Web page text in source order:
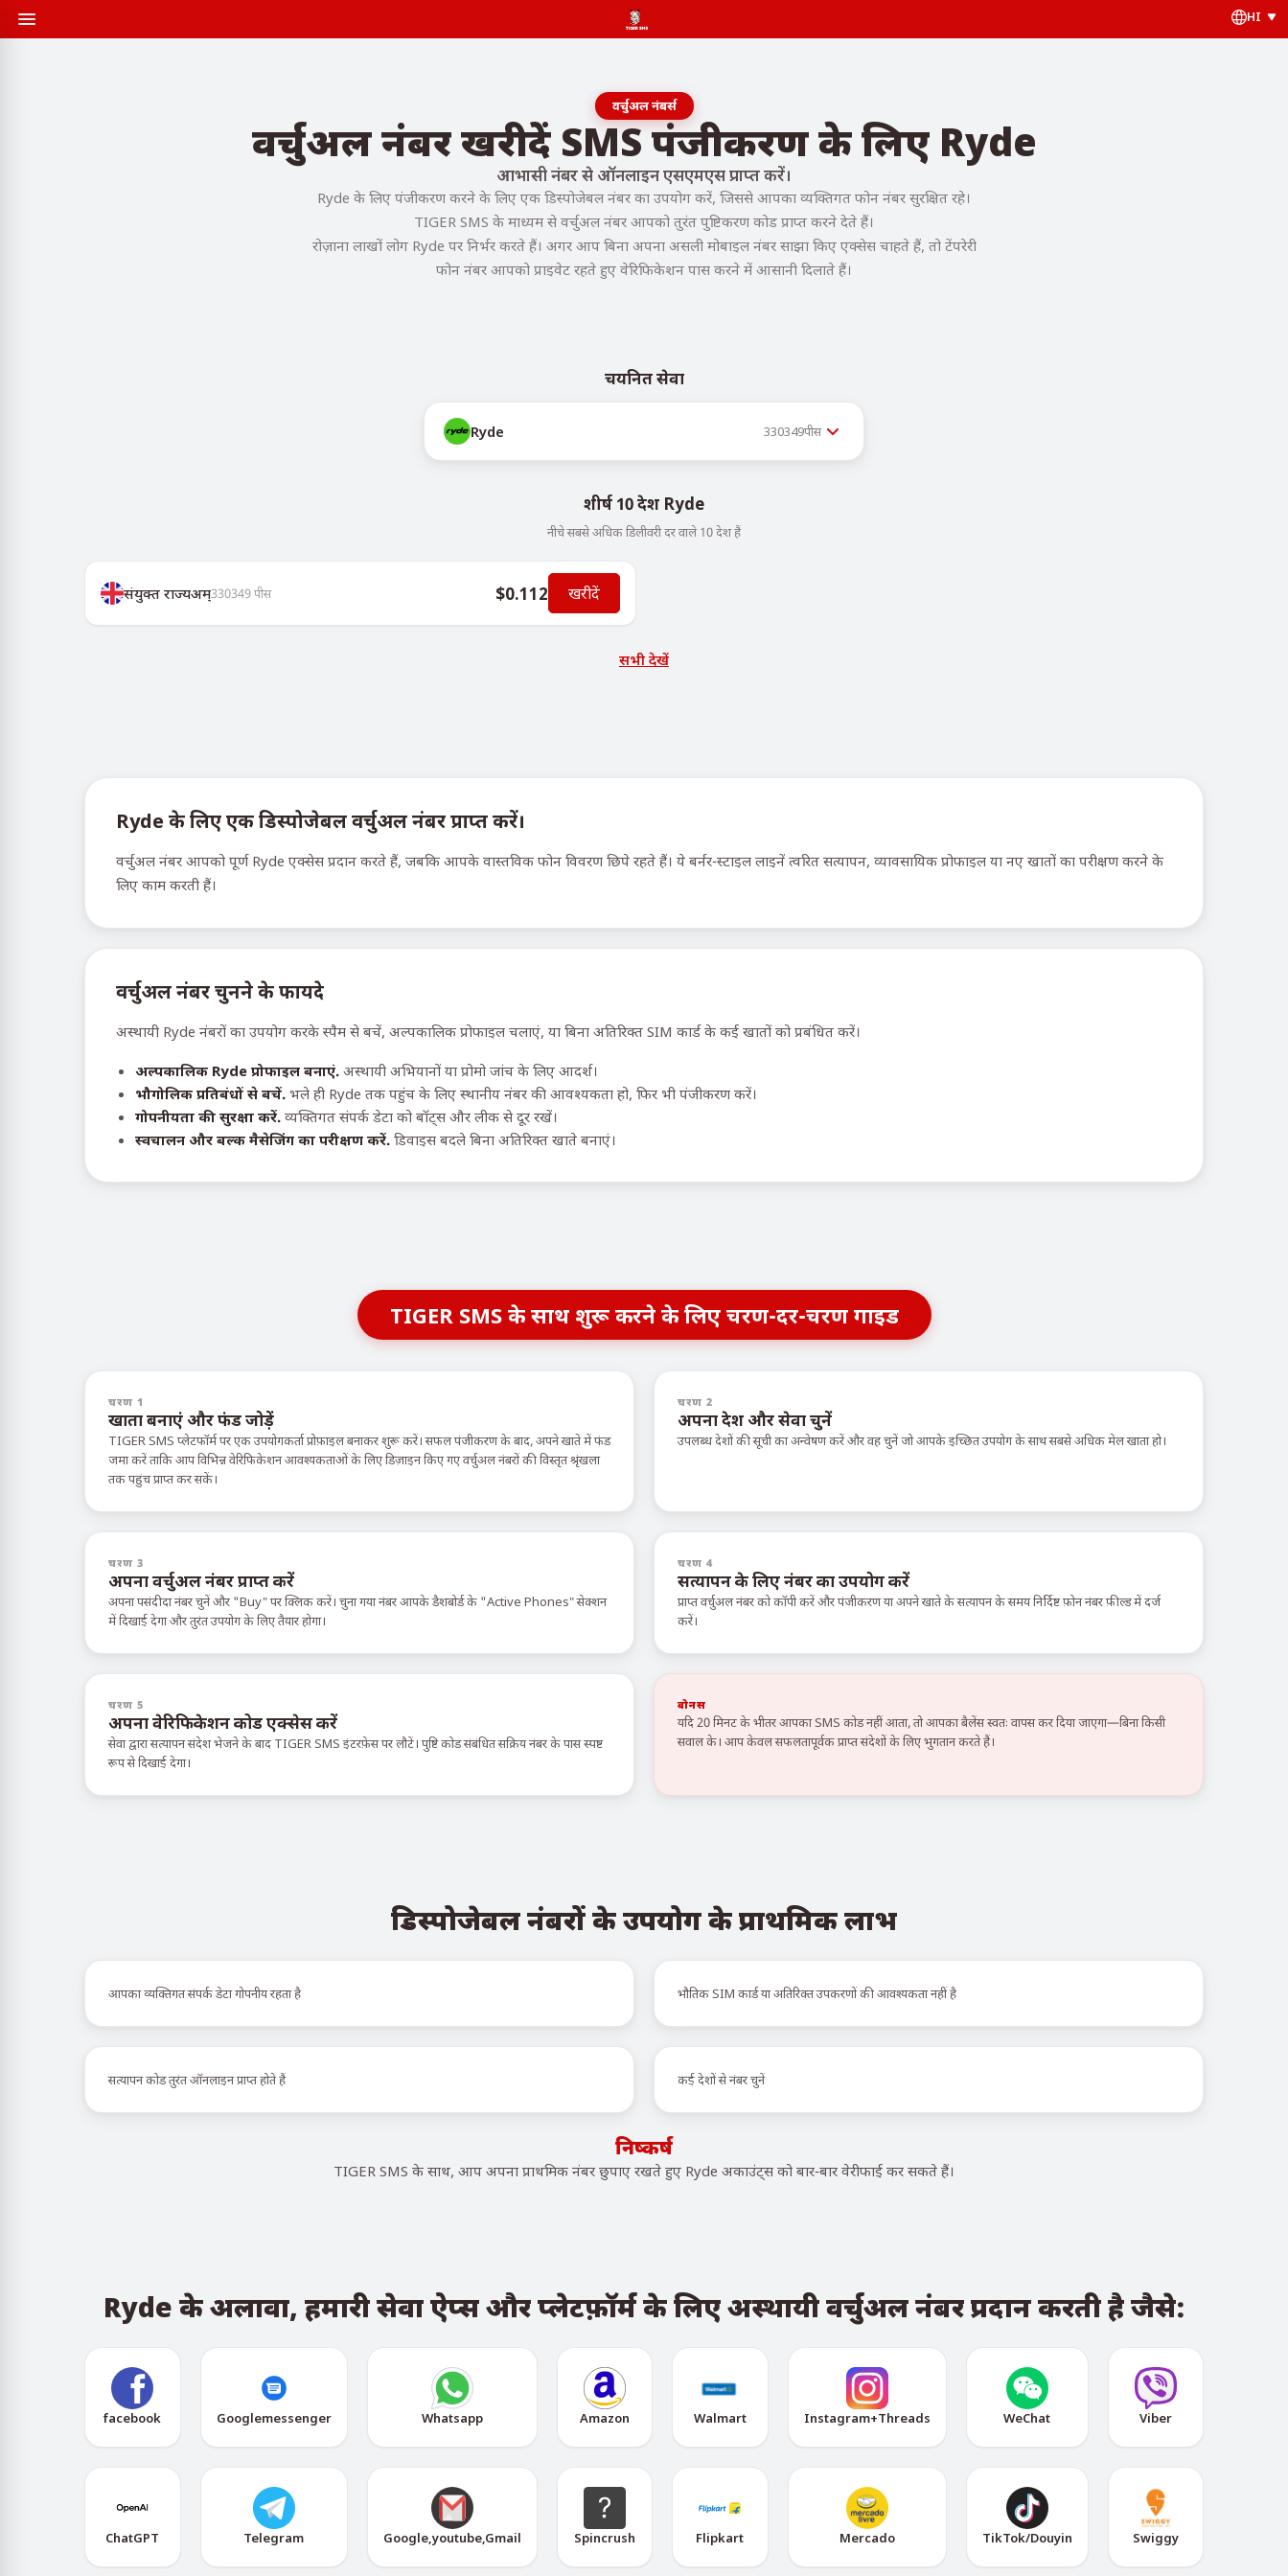
HI
वर्चुअल नंबर्स
वर्चुअल नंबर खरीदें SMS पंजीकरण के लिए Ryde
आभासी नंबर से ऑनलाइन एसएमएस प्राप्त करें।
Ryde के लिए पंजीकरण करने के लिए एक डिस्पोजेबल नंबर का उपयोग करें, जिससे आपका व्यक्तिगत फोन नंबर सुरक्षित रहे।
TIGER SMS के माध्यम से वर्चुअल नंबर आपको तुरंत पुष्टिकरण कोड प्राप्त करने देते हैं।
रोज़ाना लाखों लोग Ryde पर निर्भर करते हैं। अगर आप बिना अपना असली मोबाइल नंबर साझा किए एक्सेस चाहते हैं, तो टेंपरेरी
फोन नंबर आपको प्राइवेट रहते हुए वेरिफिकेशन पास करने में आसानी दिलाते हैं।
चयनित सेवा
Ryde 330349पीस
शीर्ष 10 देश Ryde
नीचे सबसे अधिक डिलीवरी दर वाले 10 देश हैं
संयुक्त राज्यअम्330349पीस $0.112 खरीदें
सभी देखें
Ryde के लिए एक डिस्पोजेबल वर्चुअल नंबर प्राप्त करें।
वर्चुअल नंबर आपको पूर्ण Ryde एक्सेस प्रदान करते हैं, जबकि आपके वास्तविक फोन विवरण छिपे रहते हैं। ये बर्नर-स्टाइल लाइनें त्वरित सत्यापन, व्यावसायिक प्रोफाइल या नए खातों का परीक्षण करने के
लिए काम करती हैं।
वर्चुअल नंबर चुनने के फायदे
अस्थायी Ryde नंबरों का उपयोग करके स्पैम से बचें, अल्पकालिक प्रोफाइल चलाएं, या बिना अतिरिक्त SIM कार्ड के कई खातों को प्रबंधित करें।
अल्पकालिक Ryde प्रोफाइल बनाएं. अस्थायी अभियानों या प्रोमो जांच के लिए आदर्श।
भौगोलिक प्रतिबंधों से बचें. भले ही Ryde तक पहुंच के लिए स्थानीय नंबर की आवश्यकता हो, फिर भी पंजीकरण करें।
गोपनीयता की सुरक्षा करें. व्यक्तिगत संपर्क डेटा को बॉट्स और लीक से दूर रखें।
स्वचालन और बल्क मैसेजिंग का परीक्षण करें. डिवाइस बदले बिना अतिरिक्त खाते बनाएं।
TIGER SMS के साथ शुरू करने के लिए चरण-दर-चरण गाइड
चरण 1
खाता बनाएं और फंड जोड़ें
TIGER SMS प्लेटफॉर्म पर एक उपयोगकर्ता प्रोफ़ाइल बनाकर शुरू करें। सफल पंजीकरण के बाद, अपने खाते में फंड
जमा करें ताकि आप विभिन्न वेरिफिकेशन आवश्यकताओं के लिए डिज़ाइन किए गए वर्चुअल नंबरों की विस्तृत श्रृंखला
तक पहुंच प्राप्त कर सकें।
चरण 2
अपना देश और सेवा चुनें
उपलब्ध देशों की सूची का अन्वेषण करें और वह चुनें जो आपके इच्छित उपयोग के साथ सबसे अधिक मेल खाता हो।
चरण 3
अपना वर्चुअल नंबर प्राप्त करें
अपना पसंदीदा नंबर चुनें और "Buy" पर क्लिक करें। चुना गया नंबर आपके डैशबोर्ड के "Active Phones" सेक्शन
में दिखाई देगा और तुरंत उपयोग के लिए तैयार होगा।
चरण 4
सत्यापन के लिए नंबर का उपयोग करें
प्राप्त वर्चुअल नंबर को कॉपी करें और पंजीकरण या अपने खाते के सत्यापन के समय निर्दिष्ट फ़ोन नंबर फ़ील्ड में दर्ज
करें।
चरण 5
अपना वेरिफिकेशन कोड एक्सेस करें
सेवा द्वारा सत्यापन संदेश भेजने के बाद TIGER SMS इंटरफ़ेस पर लौटें। पुष्टि कोड संबंधित सक्रिय नंबर के पास स्पष्ट
रूप से दिखाई देगा।
बोनस
यदि 20 मिनट के भीतर आपका SMS कोड नहीं आता, तो आपका बैलेंस स्वतः वापस कर दिया जाएगा—बिना किसी
सवाल के। आप केवल सफलतापूर्वक प्राप्त संदेशों के लिए भुगतान करते हैं।
डिस्पोजेबल नंबरों के उपयोग के प्राथमिक लाभ
आपका व्यक्तिगत संपर्क डेटा गोपनीय रहता है भौतिक SIM कार्ड या अतिरिक्त उपकरणों की आवश्यकता नहीं है
सत्यापन कोड तुरंत ऑनलाइन प्राप्त होते हैं कई देशों से नंबर चुनें
निष्कर्ष
TIGER SMS के साथ, आप अपना प्राथमिक नंबर छुपाए रखते हुए Ryde अकाउंट्स को बार-बार वेरीफाई कर सकते हैं।
Ryde के अलावा, हमारी सेवा ऐप्स और प्लेटफ़ॉर्म के लिए अस्थायी वर्चुअल नंबर प्रदान करती है जैसे:
facebook Googlemessenger Whatsapp Amazon Walmart Instagram+Threads WeChat Viber
ChatGPT Telegram Google,youtube,Gmail Spincrush Flipkart Mercado TikTok/Douyin Swiggy